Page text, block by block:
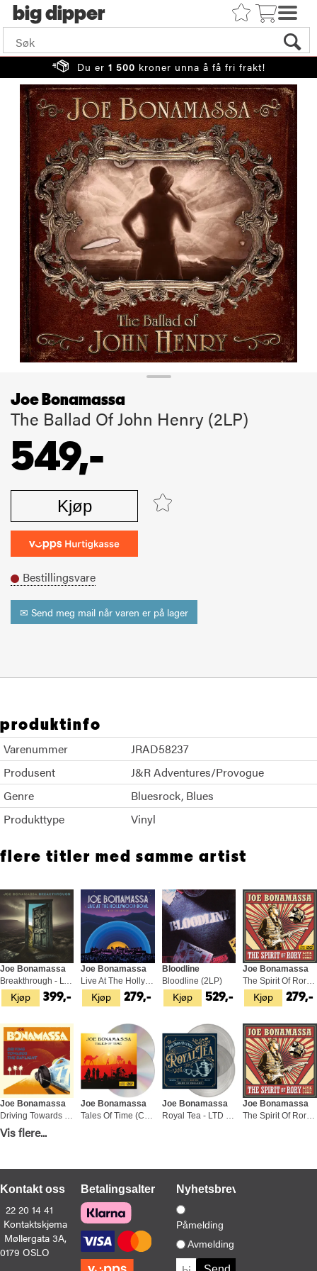
big
Du er 1 500 kroner unna å få fri frakt!
Joe Bonamassa
The Ballad Of John Henry (2LP)
549,-
Kjøp
Bestillingsvare
✉ Send meg mail når varen er på lager
produktinfo
Varenummer
JRAD58237
Produsent
J&R Adventures/Provogue
Genre
Bluesrock Blues
Produkttype
Vinyl
flere titler med samme artist
Kjøp
Joe Bonamassa
Breakthrough - LTD (LP)
399,- Kjøp
Joe Bonamassa
Live At The Hollywood Bowl (CD+DVD)
279,- Kjøp
Bloodline
Bloodline (2LP)
529,- Kjøp
Joe Bonamassa
The Spirit Of Rory (CD+DVD)
279,-
Kjøp
Joe Bonamassa
Driving Towards The Daylight - LTD (2LP)
529,-
Joe Bonamassa
Tales Of Time (CD+DVD)
Joe Bonamassa
Royal Tea - LTD (2LP)
Joe Bonamassa
The Spirit Of Rory (2LP)
Joe Bonamassa
Kjøp
Joe Bonamassa
Tales Of Time (CD+BD)
279,- Kjøp
Joe Bonamassa
Dust Bowl - LTD (2LP)
529,-
Vis flere...
Kontakt oss
22 20 14 41
Kontaktskjema
Møllergata 3A,
0179 OSLO
BetalingsalternativerNyhetsbrev
Påmelding
Avmelding